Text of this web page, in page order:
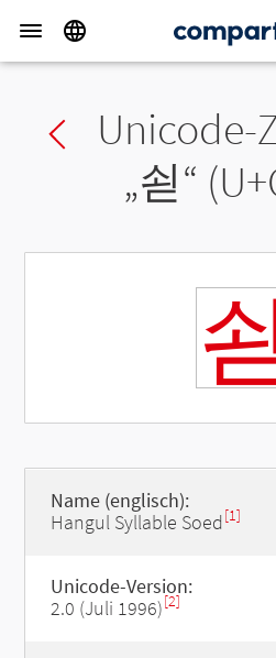
Previous char
Unicode-
„쇧“
Name (englisch):
Hangul Syllable Soed[1]
Unicode-Version:
2.0 (Juli 1996)[2]